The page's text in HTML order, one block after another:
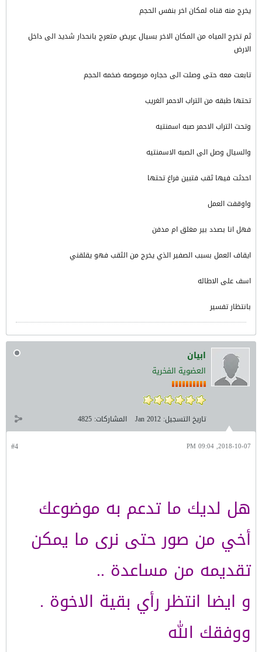
يخرج منه قناه لمكان اخر بنفس الحجم
ثم تخرج المياه من المكان الاخر بسيال عريض متعرج بانحدار شديد الى داخل
الارض
تابعت معه حتى وصلت الى حجاره مرصوصه ضخمه الحجم
تحتها طبقه من التراب الاحمر الغريب
وتحت التراب الاحمر صبه اسمنتيه
والسيال وصل الى الصبه الاسمنتيه
احدثت فيها ثقب فتبين فراغ تحتها
واوقفت العمل
فهل انا بصدد بير مغلق ام مدفن
ايقاف العمل بسبب الصفير الذي يخرج من الثقب فهو يقلقني
اسف على الاطاله
بانتظار تفسير
ابيان
العضوية الفخرية
تاريخ التسجيل: Jan 2012 المشاركات: 4825
#4 2018-10-07, 09:04 PM
هل لديك ما تدعم به موضوعك
أخي من صور حتى نرى ما يمكن
تقديمه من مساعدة ..
و ايضا انتظر رأي بقية الاخوة .
ووفقك الله